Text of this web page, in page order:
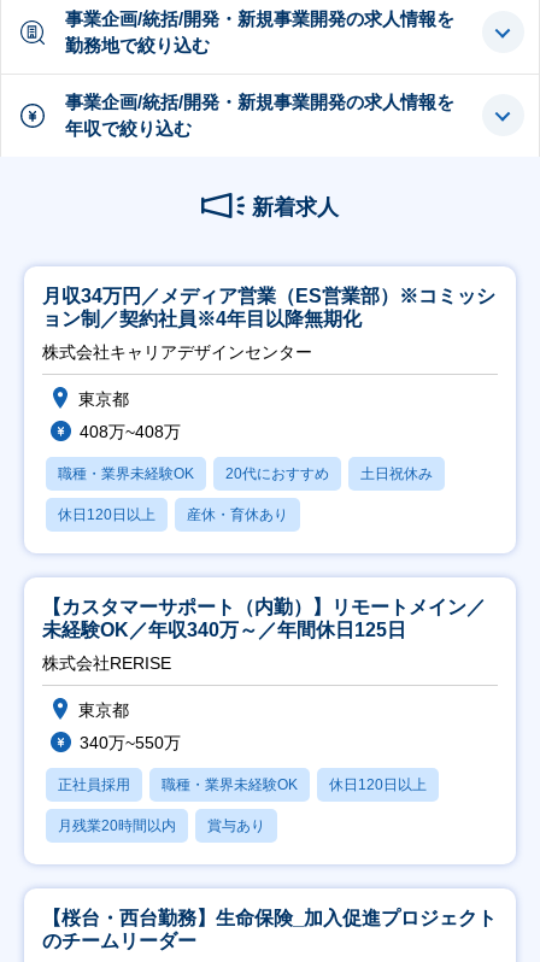
事業企画/統括/開発・新規事業開発の求人情報を
勤務地で絞り込む
事業企画/統括/開発・新規事業開発の求人情報を
年収で絞り込む
新着求人
月収34万円／メディア営業（ES営業部）※コミッシ
ョン制／契約社員※4年目以降無期化
株式会社キャリアデザインセンター
東京都
408万~408万
職種・業界未経験OK 20代におすすめ 土日祝休み
休日120日以上 産休・育休あり
【カスタマーサポート（内勤）】リモートメイン／
未経験OK／年収340万～／年間休日125日
株式会社RERISE
東京都
340万~550万
正社員採用 職種・業界未経験OK 休日120日以上
月残業20時間以内 賞与あり
【桜台・西台勤務】生命保険_加入促進プロジェクト
のチームリーダー